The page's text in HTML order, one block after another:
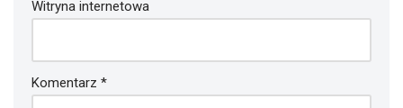
Witryna internetowa
Komentarz *